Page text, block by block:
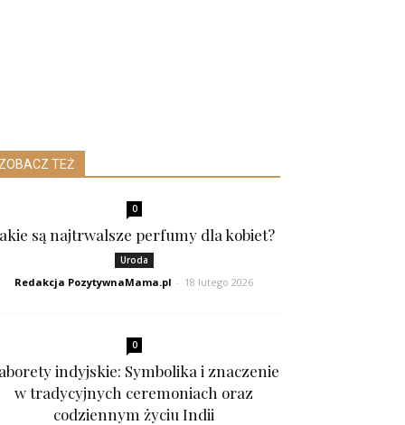
ZOBACZ TEŻ
0
są najtrwalsze perfumy dla kobiet?
Uroda
Redakcja PozytywnaMama.pl - 18 lutego 2026
0
indyjskie: Symbolika i znaczenie
w tradycyjnych ceremoniach oraz
codziennym życiu Indii